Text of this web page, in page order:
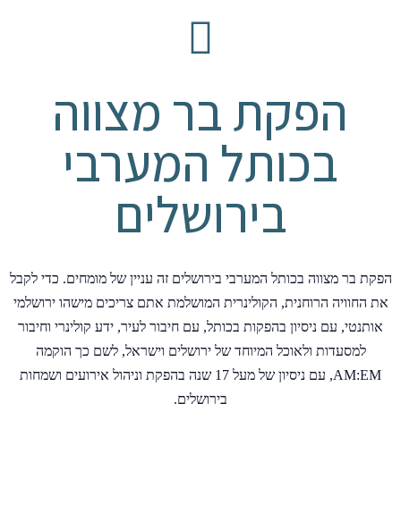
הפקת בר מצווה
בכותל המערבי
בירושלים
הפקת בר מצווה בכותל המערבי בירושלים זה עניין של מומחים. כדי לקבל
את החוויה הרוחנית, הקולינרית המושלמת אתם צריכים מישהו ירושלמי
אותנטי, עם ניסיון בהפקות בכותל, עם חיבור לעיר, ידע קולינרי וחיבור
למסעדות ולאוכל המיוחד של ירושלים וישראל, לשם כך הוקמה
AM:EM, עם ניסיון של מעל 17 שנה בהפקת וניהול אירועים ושמחות
בירושלים.